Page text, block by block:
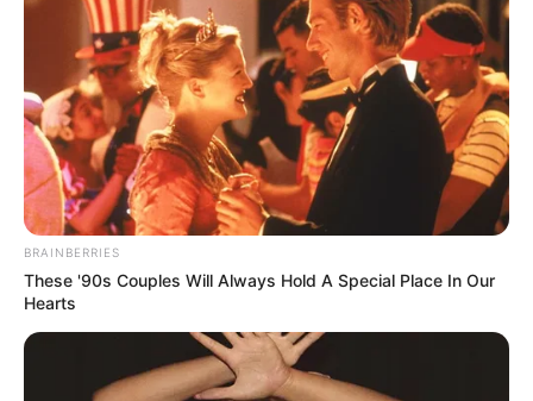
BRAINBERRIES
These '90s Couples Will Always Hold A Special Place In Our
Hearts